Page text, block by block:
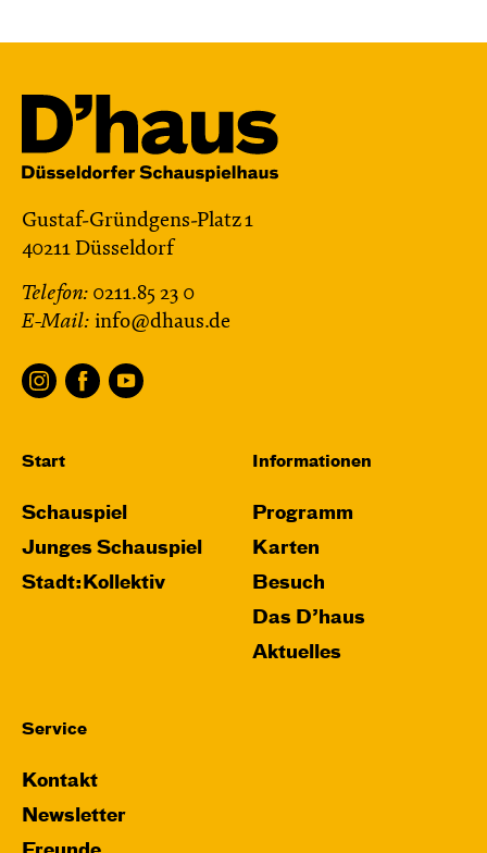
Gustaf-Gründgens-Platz 1
40211 Düsseldorf
Telefon: 0211.85 23 0
E-Mail: info@dhaus.de
Start
Schauspiel
Junges Schauspiel
Stadt:Kollektiv
Informationen
Programm
Karten
Besuch
Das D’haus
Aktuelles
Service
Kontakt
Newsletter